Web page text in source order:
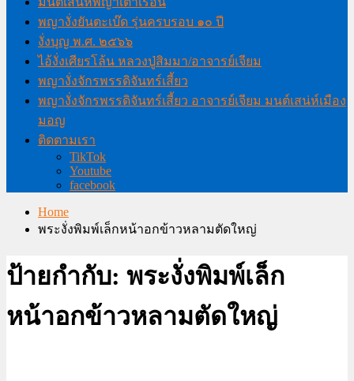
พญางั่งยันตะเบ๊ด รุ่นครบรอบ ๑๐ ปี
งั่งบุญ พ.ศ. ๒๕๖๖
ไอ้งั่งเศียรโล้น หลวงปู่สิมมา/อาจารย์เจียม
พญางั่งจักรพรรดิจันทร์เสี้ยว
พญางั่งจักรพรรดิจันทร์เสี้ยว อาจารย์เจียม มนต์เสน่ห์เมือง
มอญ
ติดตามเรา
TikTok
Youtube
facebook
Home
พระงั่งพิมพ์เล็กหน้าอกข้าวหลามตัดใหญ่
ป้ายกำกับ: พระงั่งพิมพ์เล็ก
หน้าอกข้าวหลามตัดใหญ่